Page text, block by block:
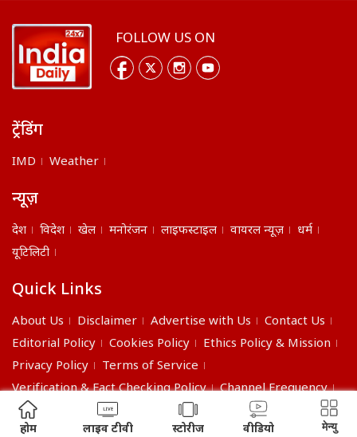
FOLLOW US ON
ट्रेंडिंग
IMD Weather
न्यूज़
देश विदेश खेल मनोरंजन लाइफस्टाइल वायरल न्यूज़
धर्म
यूटिलिटी
Quick Links
About Us Disclaimer Advertise with Us
Contact Us
Editorial Policy
Cookies Policy
Ethics Policy & Mission
Privacy Policy
Terms of Service
Verification & Fact Checking Policy
Channel Frequency
©2026 India Daily. All right reserved.
होम लाइव टीवी स्टोरीज वीडियो मेन्यु